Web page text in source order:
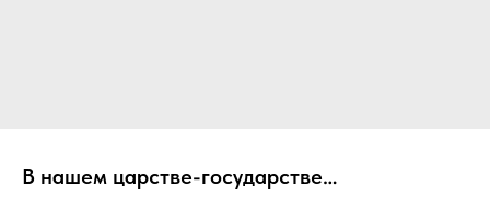
В нашем царстве-государстве…